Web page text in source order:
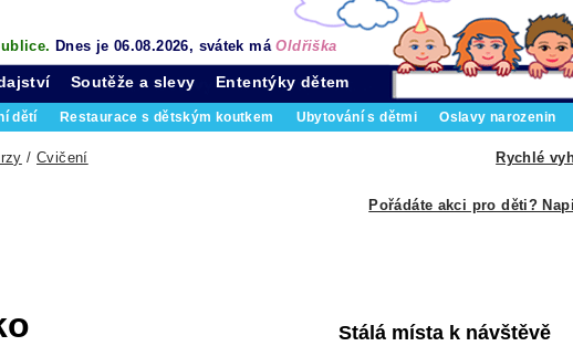
Dnes je 06.08.2026, svátek máOldřiška
dětí Restaurace s dětským koutkem Ubytování s dětmi Oslavy narozenin
Soutěže a slevy Ententýky dětem
Rychlé
/Cvičení
Pořádáte akci pro děti?
Stálá místa k návštěvě